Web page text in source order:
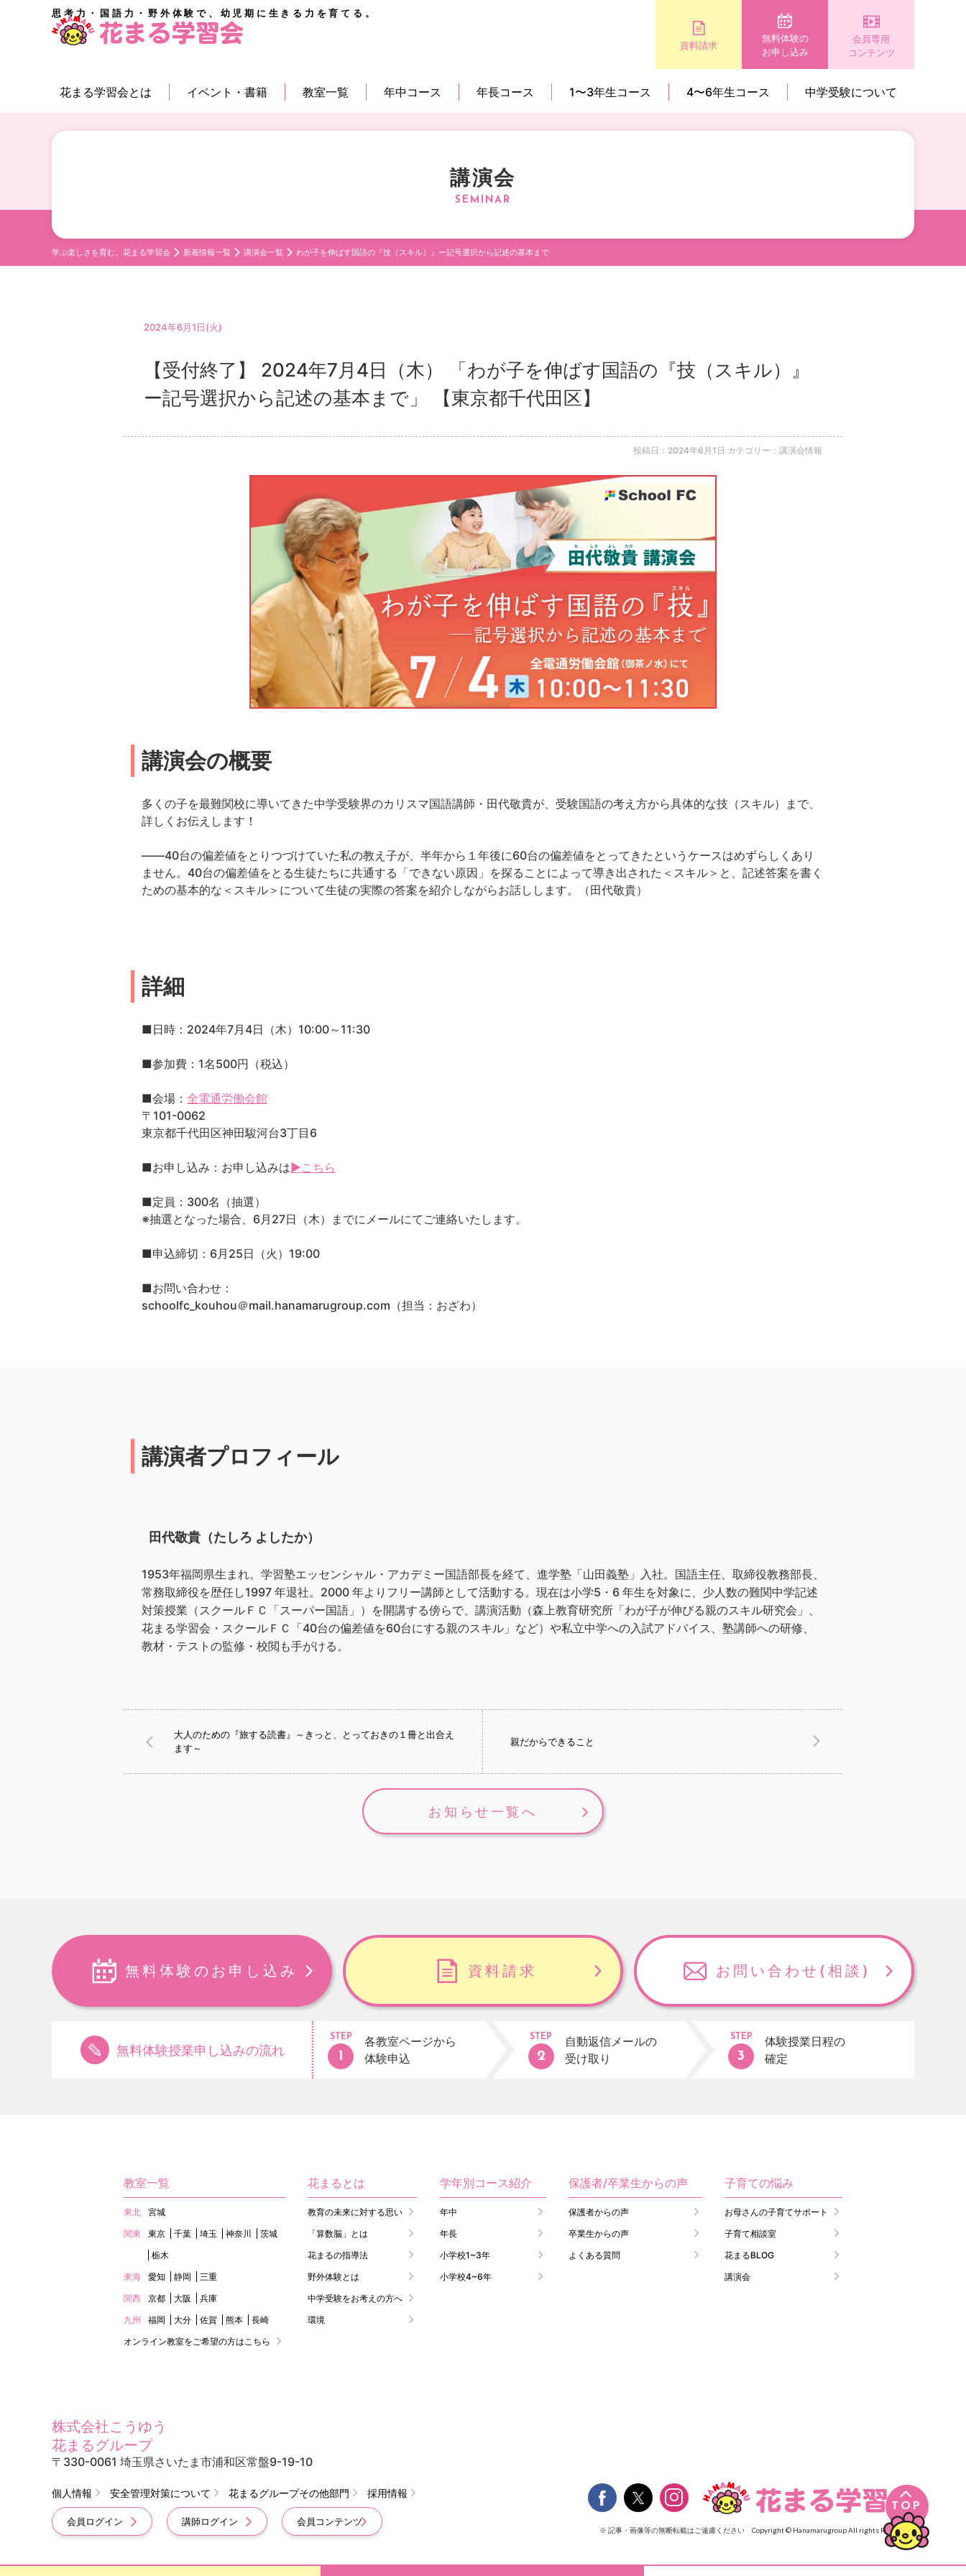
思考力・国語力・野外体験で、幼児期に生きる力を育てる。
資料請求
無料体験の
お申し込み
会員専用
コンテンツ
花まる学習会とは イベント・書籍 教室一覧 年中コース 年長コース 1〜3年生コース 4〜6年生コース 中学受験について
講演会
学ぶ楽しさを育む。花まる学習会 新着情報一覧 講演会一覧 わが子を伸ばす国語の『技（スキル）』ー記号選択から記述の基本まで
2024年6月1日(火)
【受付終了】 2024年7月4日（木） 「わが子を伸ばす国語の『技（スキル）』
ー記号選択から記述の基本まで」 【東京都千代田区】
投稿日：2024年6月1日 カテゴリー：講演会情報
講演会の概要
多くの子を最難関校に導いてきた中学受験界のカリスマ国語講師・田代敬貴が、受験国語の考え方から具体的な技（スキル）まで、
詳しくお伝えします！
――40台の偏差値をとりつづけていた私の教え子が、半年から１年後に60台の偏差値をとってきたというケースはめずらしくあり
ません。40台の偏差値をとる生徒たちに共通する「できない原因」を探ることによって導き出された＜スキル＞と、記述答案を書く
ための基本的な＜スキル＞について生徒の実際の答案を紹介しながらお話しします。（田代敬貴）
詳細
■日時：2024年7月4日（木）10:00～11:30
■参加費：1名500円（税込）
■会場： 全電通労働会館
〒101-0062
東京都千代田区神田駿河台3丁目6
■お申し込み：お申し込みは▶こちら
■定員：300名（抽選）
※抽選となった場合、6月27日（木）までにメールにてご連絡いたします。
■申込締切：6月25日（火）19:00
■お問い合わせ：
schoolfc_kouhou＠mail.hanamarugroup.com（担当：おざわ）
講演者プロフィール
田代敬貴（たしろ よしたか）
1953年福岡県生まれ。学習塾エッセンシャル・アカデミー国語部長を経て、進学塾「山田義塾」入社。国語主任、取締役教務部長、
常務取締役を歴任し1997 年退社。2000 年よりフリー講師として活動する。現在は小学5・6 年生を対象に、少人数の難関中学記述
対策授業（スクールＦＣ「スーパー国語」）を開講する傍らで、講演活動（森上教育研究所「わが子が伸びる親のスキル研究会」、
花まる学習会・スクールＦＣ「40台の偏差値を60台にする親のスキル」など）や私立中学への入試アドバイス、塾講師への研修、
教材・テストの監修・校閲も手がける。
大人のための『旅する読書』～きっと、とっておきの１冊と出合え
ます～
親だからできること
お知らせ一覧へ
無料体験のお申し込み 資料請求 お問い合わせ (相談)
無料体験授業申し込みの流れ
STEP
各教室ページから
体験申込
STEP
自動返信メールの
受け取り
STEP
体験授業日程の
確定
TOP
教室一覧
東北
宮城
関東
東京 千葉 埼玉 神奈川
茨城
栃木
東海
愛知 静岡
三重
関西
京都 大阪
兵庫
九州
福岡 大分 佐賀 熊本
長崎
オンライン教室をご希望の方はこちら
花まるとは
教育の未来に対する思い
「算数脳」とは
花まるの指導法
野外体験とは
中学受験をお考えの方へ
環境
学年別コース紹介
年中
年長
小学校1~3年
小学校4~6年
保護者/卒業生からの声
保護者からの声
卒業生からの声
よくある質問
子育ての悩み
お母さんの子育てサポート
子育て相談室
花まるBLOG
講演会
株式会社こうゆう
花まるグループ
〒330-0061 埼玉県さいたま市浦和区常盤9-19-10
個人情報 安全管理対策について 花まるグループその他部門 採用情報
会員ログイン 講師ログイン 会員コンテンツ
 
※ 記事・画像等の無断転載はご遠慮ください Copyright © Hanamarugroup All rights Reserved.